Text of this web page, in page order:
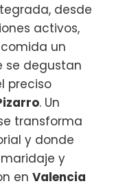
desde
activos,
un
se degustan
preciso
. Un
transforma
y donde
y
en Valencia